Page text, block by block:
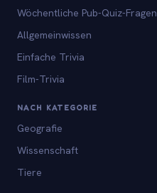
Wöchentliche Pub-Quiz-Fragen
Allgemeinwissen
Einfache Trivia
Film-Trivia
NACH KATEGORIE
Geografie
Wissenschaft
Tiere